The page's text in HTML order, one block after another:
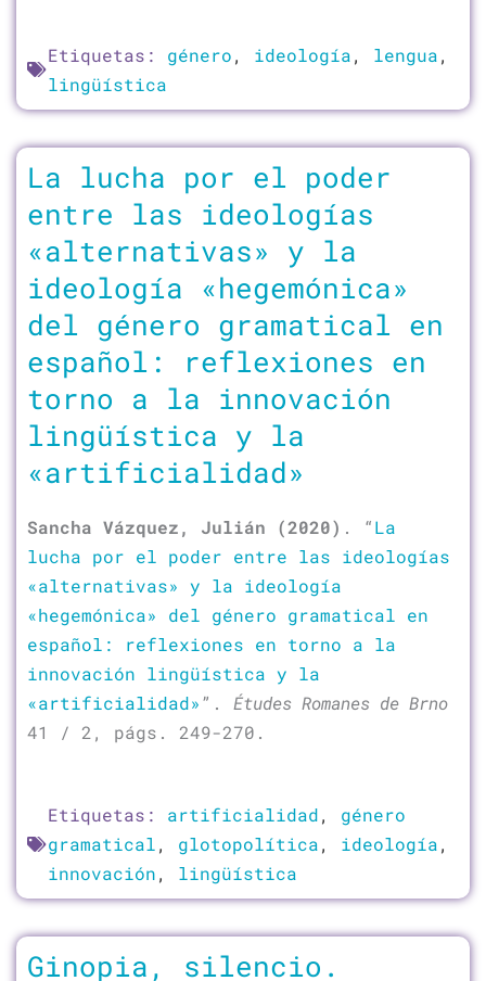
Etiquetas: género, ideología, lengua,
lingüística
La lucha por el poder
entre las ideologías
«alternativas» y la
ideología «hegemónica»
del género gramatical en
español: reflexiones en
torno a la innovación
lingüística y la
«artificialidad»
Sancha Vázquez, Julián (2020) . “La
lucha por el poder entre las ideologías
«alternativas» y la ideología
«hegemónica» del género gramatical en
español: reflexiones en torno a la
innovación lingüística y la
«artificialidad»”. Études Romanes de Brno
41 / 2, págs. 249-270.
Etiquetas: artificialidad, género
gramatical, glotopolítica, ideología,
innovación, lingüística
Ginopia, silencio.